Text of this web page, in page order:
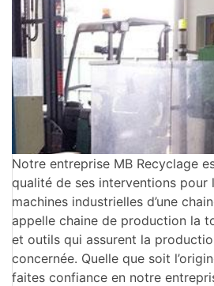
Notre entreprise MB Recyclage
qualité de ses interventions pour
machines industrielles d’une
appelle chaine de production la
et outils qui assurent la
concernée. Quelle que soit
faites confiance en notre